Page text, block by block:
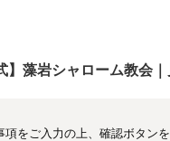
】藻岩シャローム教会
項をご入力の上、確認ボタンを